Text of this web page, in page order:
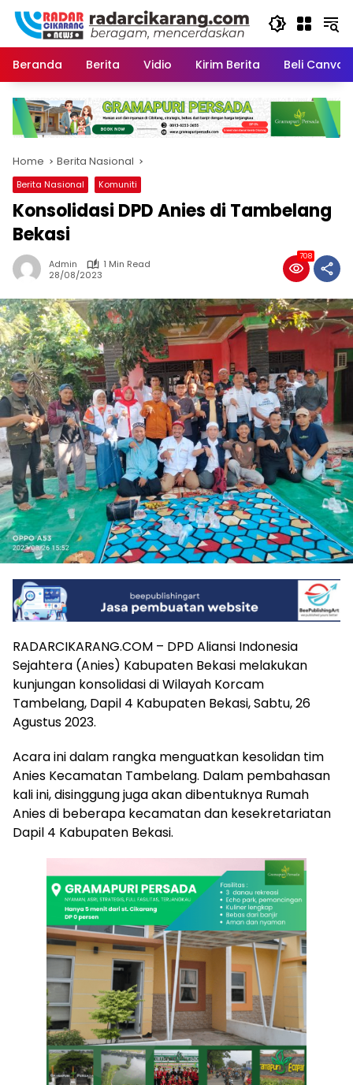
Skip
content
Beranda
Berita Vidio Kirim Berita Beli
Home Berita Nasional
Berita Nasional Komuniti
Konsolidasi DPD Anies di Tambelang
Bekasi
Admin
1 Min Read
28/08/2023
708
RADARCIKARANG.COM – DPD Aliansi Indonesia
Sejahtera (Anies) Kabupaten Bekasi melakukan
kunjungan konsolidasi di Wilayah Korcam
Tambelang, Dapil 4 Kabupaten Bekasi, Sabtu, 26
Agustus 2023.
Acara ini dalam rangka menguatkan kesolidan tim
Anies Kecamatan Tambelang. Dalam pembahasan
kali ini, disinggung juga akan dibentuknya Rumah
Anies di beberapa kecamatan dan kesekretariatan
Dapil 4 Kabupaten Bekasi.